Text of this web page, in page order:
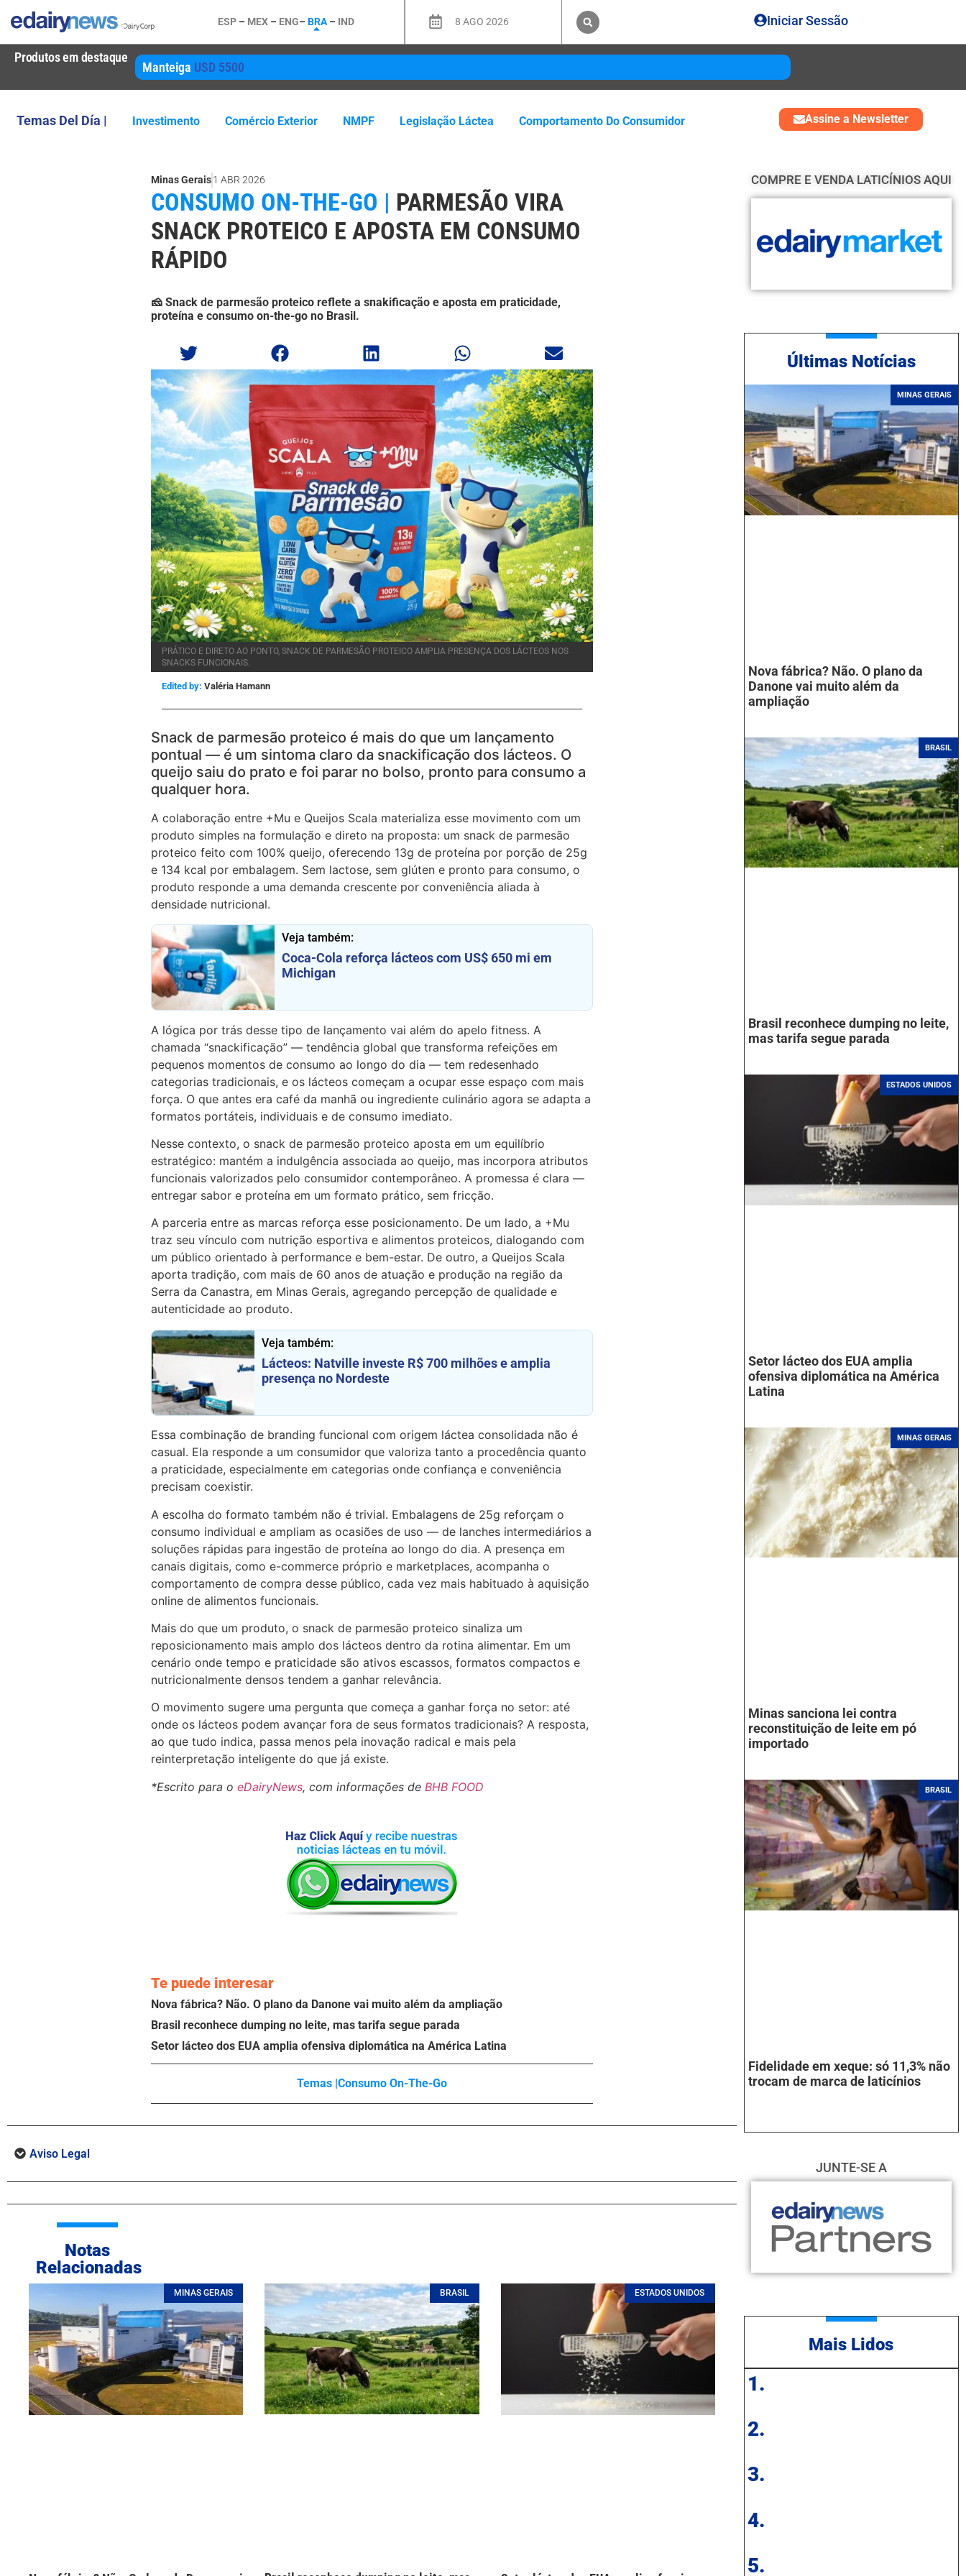
ESP – MEX – ENG–BRA – IND 8 AGO 2026 Iniciar Sessão
Produtos em destaque
Manteiga USD 5500
Temas Del Día | Investimento Comércio Exterior NMPF Legislação Láctea Comportamento Do Consumidor Assine a Newsletter
Minas Gerais1 ABR 2026
CONSUMO ON-THE-GO | PARMESÃO VIRA
SNACK PROTEICO E APOSTA EM CONSUMO
RÁPIDO
🧀 Snack de parmesão proteico reflete a snakificação e aposta em praticidade,
proteína e consumo on-the-go no Brasil.
PRÁTICO E DIRETO AO PONTO, SNACK DE PARMESÃO PROTEICO AMPLIA PRESENÇA DOS LÁCTEOS NOS
SNACKS FUNCIONAIS.
Edited by: Valéria Hamann
Snack de parmesão proteico é mais do que um lançamento
pontual — é um sintoma claro da snackificação dos lácteos. O
queijo saiu do prato e foi parar no bolso, pronto para consumo a
qualquer hora.
A colaboração entre +Mu e Queijos Scala materializa esse movimento com um
produto simples na formulação e direto na proposta: um snack de parmesão
proteico feito com 100% queijo, oferecendo 13g de proteína por porção de 25g
e 134 kcal por embalagem. Sem lactose, sem glúten e pronto para consumo, o
produto responde a uma demanda crescente por conveniência aliada à
densidade nutricional.
Veja também:
Coca-Cola reforça lácteos com US$ 650 mi em
Michigan
A lógica por trás desse tipo de lançamento vai além do apelo fitness. A
chamada “snackificação” — tendência global que transforma refeições em
pequenos momentos de consumo ao longo do dia — tem redesenhado
categorias tradicionais, e os lácteos começam a ocupar esse espaço com mais
força. O que antes era café da manhã ou ingrediente culinário agora se adapta a
formatos portáteis, individuais e de consumo imediato.
Nesse contexto, o snack de parmesão proteico aposta em um equilíbrio
estratégico: mantém a indulgência associada ao queijo, mas incorpora atributos
funcionais valorizados pelo consumidor contemporâneo. A promessa é clara —
entregar sabor e proteína em um formato prático, sem fricção.
A parceria entre as marcas reforça esse posicionamento. De um lado, a +Mu
traz seu vínculo com nutrição esportiva e alimentos proteicos, dialogando com
um público orientado à performance e bem-estar. De outro, a Queijos Scala
aporta tradição, com mais de 60 anos de atuação e produção na região da
Serra da Canastra, em Minas Gerais, agregando percepção de qualidade e
autenticidade ao produto.
Veja também:
Lácteos: Natville investe R$ 700 milhões e amplia
presença no Nordeste
Essa combinação de branding funcional com origem láctea consolidada não é
casual. Ela responde a um consumidor que valoriza tanto a procedência quanto
a praticidade, especialmente em categorias onde confiança e conveniência
precisam coexistir.
A escolha do formato também não é trivial. Embalagens de 25g reforçam o
consumo individual e ampliam as ocasiões de uso — de lanches intermediários a
soluções rápidas para ingestão de proteína ao longo do dia. A presença em
canais digitais, como e-commerce próprio e marketplaces, acompanha o
comportamento de compra desse público, cada vez mais habituado à aquisição
online de alimentos funcionais.
Mais do que um produto, o snack de parmesão proteico sinaliza um
reposicionamento mais amplo dos lácteos dentro da rotina alimentar. Em um
cenário onde tempo e praticidade são ativos escassos, formatos compactos e
nutricionalmente densos tendem a ganhar relevância.
O movimento sugere uma pergunta que começa a ganhar força no setor: até
onde os lácteos podem avançar fora de seus formatos tradicionais? A resposta,
ao que tudo indica, passa menos pela inovação radical e mais pela
reinterpretação inteligente do que já existe.
*Escrito para o eDairyNews, com informações de BHB FOOD
Te puede interesar
Nova fábrica? Não. O plano da Danone vai muito além da ampliação
Brasil reconhece dumping no leite, mas tarifa segue parada
Setor lácteo dos EUA amplia ofensiva diplomática na América Latina
Temas | Consumo On-The-Go
Aviso Legal
Notas
Relacionadas
MINAS GERAIS BRASIL ESTADOS UNIDOS
COMPRE E VENDA LATICÍNIOS AQUI
Ú ltimas Notícias
MINAS GERAIS
Nova fábrica? Não. O plano da
Danone vai muito além da
ampliação
BRASIL
Brasil reconhece dumping no leite,
mas tarifa segue parada
ESTADOS UNIDOS
Setor lácteo dos EUA amplia
ofensiva diplomática na América
Latina
MINAS GERAIS
Minas sanciona lei contra
reconstituição de leite em pó
importado
BRASIL
Fidelidade em xeque: só 11,3% não
trocam de marca de laticínios
JUNTE-SE A
Mais Lidos
1.
2.
3.
4.
5.